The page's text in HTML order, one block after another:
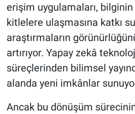
erişim uygulamaları,
kitlelere ulaşmasına katkı
araştırmaların
artırıyor. Yapay zekâ
süreçlerinden bilimsel
alanda yeni imkânlar
Ancak bu dönüşüm